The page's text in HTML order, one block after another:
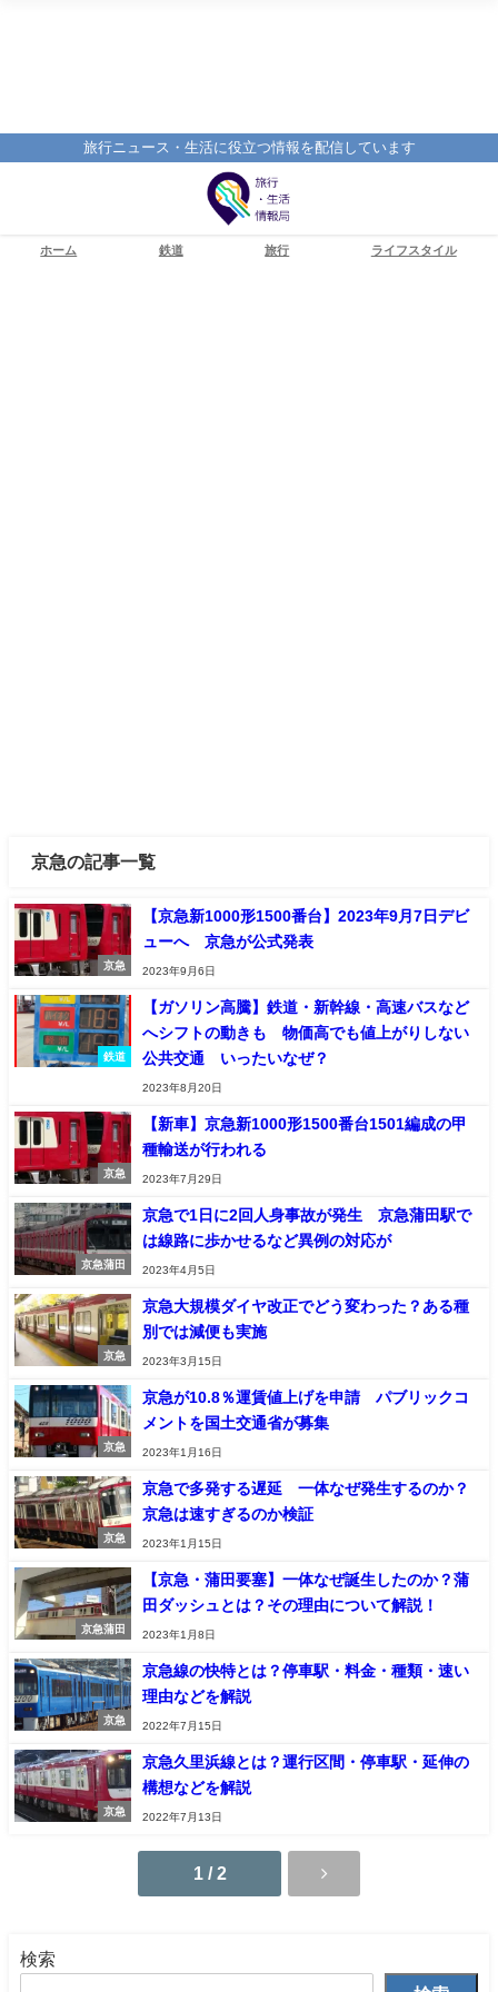
旅行ニュース・生活に役立つ情報を配信しています
ホーム 鉄道 旅行 ライフスタイル
京急の記事一覧
京急
【京急新1000形1500番台】2023年9月7日デビ
ューへ 京急が公式発表
2023年9月6日
鉄道
【ガソリン高騰】鉄道・新幹線・高速バスなど
へシフトの動きも 物価高でも値上がりしない
公共交通 いったいなぜ？
2023年8月20日
京急
【新車】京急新1000形1500番台1501編成の甲
種輸送が行われる
2023年7月29日
京急蒲田
京急で1日に2回人身事故が発生 京急蒲田駅で
は線路に歩かせるなど異例の対応が
2023年4月5日
京急
京急大規模ダイヤ改正でどう変わった？ある種
別では減便も実施
2023年3月15日
京急
京急が10.8％運賃値上げを申請 パブリックコ
メントを国土交通省が募集
2023年1月16日
京急
京急で多発する遅延 一体なぜ発生するのか？
京急は速すぎるのか検証
2023年1月15日
京急蒲田
【京急・蒲田要塞】一体なぜ誕生したのか？蒲
田ダッシュとは？その理由について解説！
2023年1月8日
京急
京急線の快特とは？停車駅・料金・種類・速い
理由などを解説
2022年7月15日
京急
京急久里浜線とは？運行区間・停車駅・延伸の
構想などを解説
2022年7月13日
1 / 2
検索